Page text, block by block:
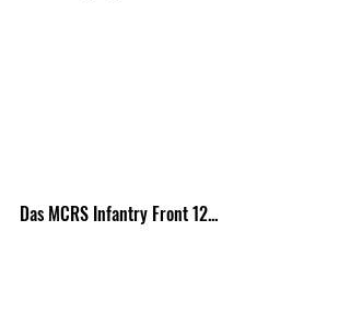
Das MCRS Infantry Front 12...